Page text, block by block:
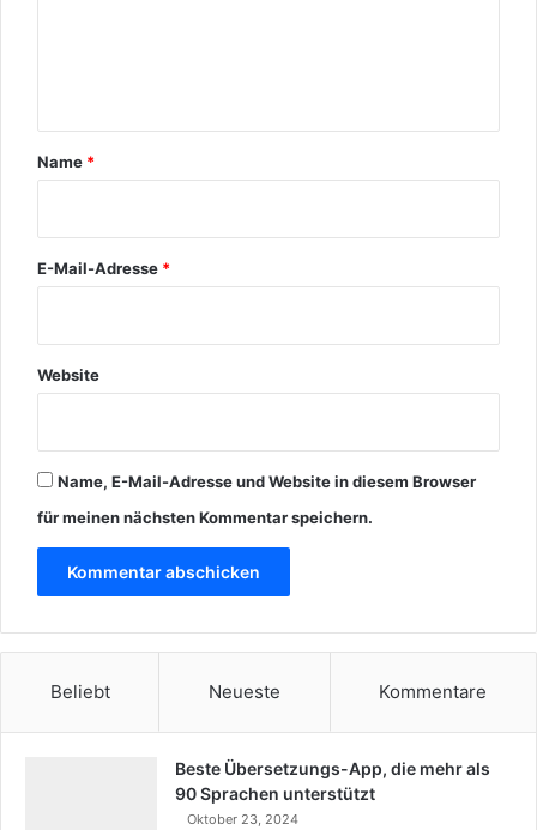
rName *
E-Mail-Adresse *
Website
Name, E-Mail-Adresse und Website in diesem Browser
für meinen nächsten Kommentar speichern.
Beliebt Neueste Kommentare
Beste Übersetzungs-App, die mehr als
90 Sprachen unterstützt
Oktober 23, 2024